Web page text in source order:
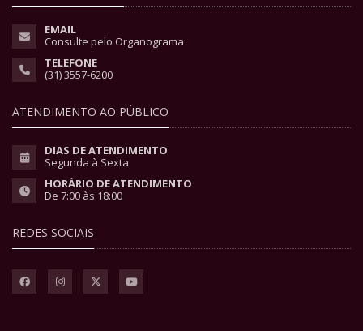
EMAIL
Consulte pelo Organograma
TELEFONE
(31) 3557-6200
ATENDIMENTO AO PÚBLICO
DIAS DE ATENDIMENTO
Segunda à Sexta
HORÁRIO DE ATENDIMENTO
De 7:00 às 18:00
REDES SOCIAIS